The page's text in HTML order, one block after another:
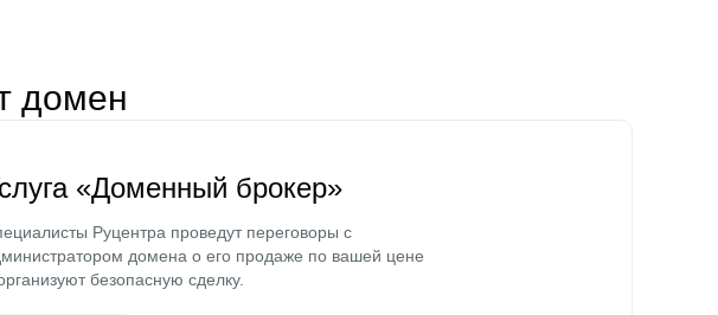
домен
«Доменный брокер»
Руцентра проведут переговоры с
домена о его продаже по вашей цене
безопасную сделку.